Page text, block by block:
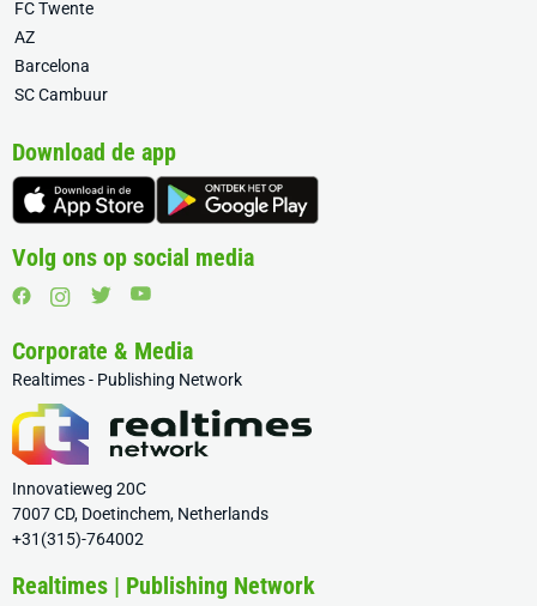
FC Twente
AZ
Barcelona
SC Cambuur
Download de app
Volg ons op social media
Corporate & Media
Realtimes - Publishing Network
Innovatieweg 20C
7007 CD, Doetinchem, Netherlands
+31(315)-764002
Realtimes | Publishing Network